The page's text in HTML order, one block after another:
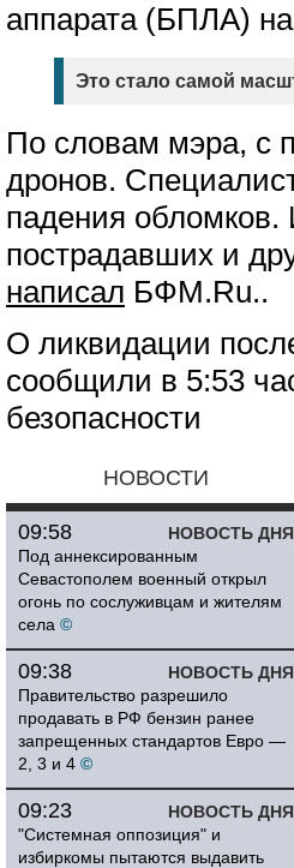
аппарата (БПЛА)
Это стало самой
По словам мэра, с
дронов.
падения
пострадавших и
написал БФМ.Ru..
О ликвидации
сообщили в 5:53
безопасности
НОВОСТИ
НОВОСТЬ ДНЯ
09:58
Под аннексированным
Севастополем военный открыл
огонь по сослуживцам и жителям
села ©
НОВОСТЬ ДНЯ
09:38
Правительство разрешило
продавать в РФ бензин ранее
запрещенных стандартов Евро —
2, 3 и 4 ©
НОВОСТЬ ДНЯ
09:23
"Системная оппозиция" и
избиркомы пытаются выдавить